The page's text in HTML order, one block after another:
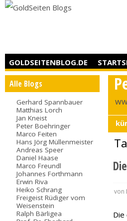
GOLDSEITENBLOG.DE
Alle Blogs
Gerhard Spannbauer
Matthias Lorch
Jan Kneist
Peter Boehringer
Marco Feiten
Hans Jörg Müllenmeister
Andreas Speer
Daniel Haase
Marco Freundl
Johannes Forthmann
Erwin Riva
Heiko Schrang
Freigeist Rüdiger vom
Weisenstein
Ralph Bärligea
von